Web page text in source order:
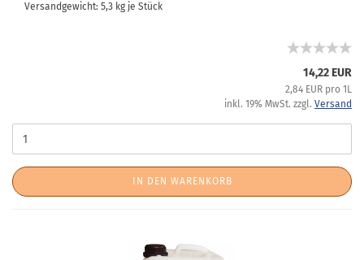
Versandgewicht: 5,3 kg je Stück
14,22 EUR
2,84 EUR pro 1L
inkl. 19% MwSt. zzgl. Versand
IN DEN WARENKORB